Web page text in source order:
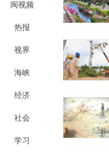
闽视频
热报
视界
海峡
经济
社会
学习